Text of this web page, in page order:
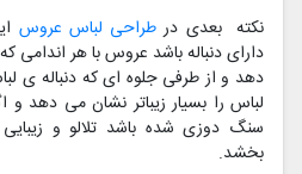
نکته بعدی در طراحی لباس عروس
دارای دنباله باشد عروس با هر اندامی
دهد و از طرفی جلوه ای که دنباله ی
لباس را بسیار زیباتر نشان می دهد و
سنگ دوزی شده باشد تلالو و
بخشد.